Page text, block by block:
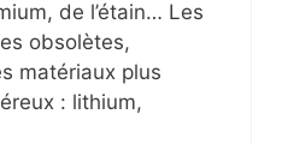
de l’étain… Les
obsolètes,
matériaux plus
: lithium,